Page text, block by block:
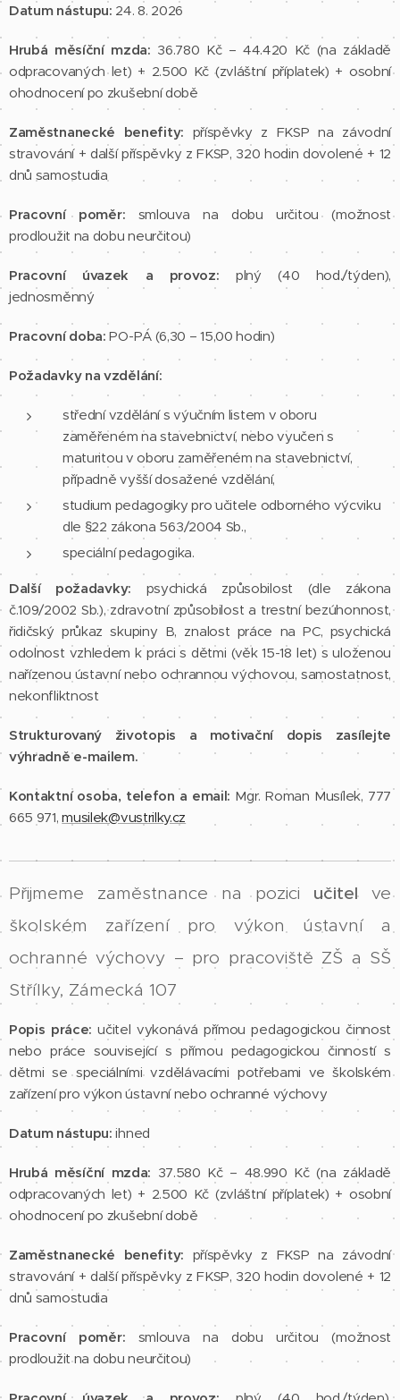
Datum nástupu: 24. 8. 2026
Hrubá měsíční mzda: 36.780 Kč – 44.420 Kč (na základě
odpracovaných let) + 2.500 Kč (zvláštní příplatek) + osobní
ohodnocení po zkušební době
Zaměstnanecké benefity: příspěvky z FKSP na závodní
stravování + další příspěvky z FKSP, 320 hodin dovolené + 12
dnů samostudia
Pracovní poměr: smlouva na dobu určitou (možnost
prodloužit na dobu neurčitou)
Pracovní úvazek a provoz: plný (40 hod./týden),
jednosměnný
Pracovní doba: PO-PÁ (6,30 – 15,00 hodin)
Požadavky na vzdělání:
střední vzdělání s výučním listem v oboru
zaměřeném na stavebnictví, nebo vyučen s
maturitou v oboru zaměřeném na stavebnictví,
případně vyšší dosažené vzdělání,
studium pedagogiky pro učitele odborného výcviku
dle §22 zákona 563/2004 Sb.,
speciální pedagogika.
Další požadavky: psychická způsobilost (dle zákona
č.109/2002 Sb.), zdravotní způsobilost a trestní bezúhonnost,
řidičský průkaz skupiny B, znalost práce na PC, psychická
odolnost vzhledem k práci s dětmi (věk 15-18 let) s uloženou
nařízenou ústavní nebo ochrannou výchovou, samostatnost,
nekonfliktnost
Strukturovaný životopis a motivační dopis zasílejte
výhradně e-mailem.
Kontaktní osoba, telefon a email: Mgr. Roman Musílek, 777
665 971,musilek@vustrilky.cz
Přijmeme zaměstnance na pozici učitelve
školském zařízení pro výkon ústavní a
ochranné výchovy – pro pracoviště ZŠ a SŠ
Střílky, Zámecká 107
Popis práce: učitel vykonává přímou pedagogickou činnost
nebo práce související s přímou pedagogickou činností s
dětmi se speciálními vzdělávacími potřebami ve školském
zařízení pro výkon ústavní nebo ochranné výchovy
Datum nástupu: ihned
Hrubá měsíční mzda: 37.580 Kč – 48.990 Kč (na základě
odpracovaných let) + 2.500 Kč (zvláštní příplatek) + osobní
ohodnocení po zkušební době
Zaměstnanecké benefity: příspěvky z FKSP na závodní
stravování + další příspěvky z FKSP, 320 hodin dovolené + 12
dnů samostudia
Pracovní poměr: smlouva na dobu určitou (možnost
prodloužit na dobu neurčitou)